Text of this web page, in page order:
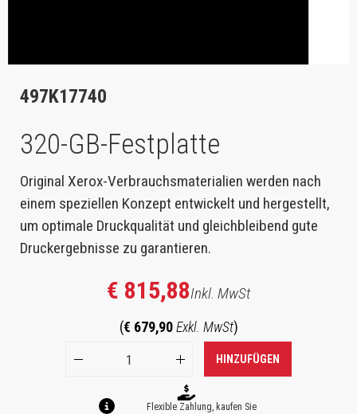
497K17740
320-GB-Festplatte
Original Xerox-Verbrauchsmaterialien werden nach
einem speziellen Konzept entwickelt und hergestellt,
um optimale Druckqualität und gleichbleibend gute
Druckergebnisse zu garantieren.
€ 815,88Inkl. MwSt
(€ 679,90 Exkl. MwSt)
HINZUFÜGEN
Flexible Zahlung, kaufen Sie